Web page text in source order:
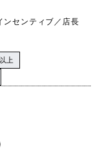
センティブ／店長
上